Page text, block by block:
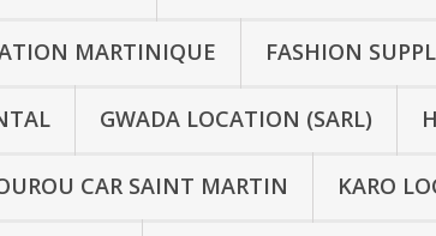
MARTINIQUE FASHION
GWADA LOCATION (SARL)
CAR SAINT MARTIN KARO